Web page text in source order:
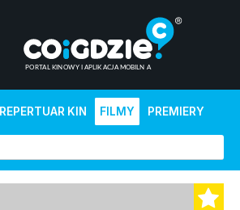
REPERTUAR KIN FILMY PREMIERY